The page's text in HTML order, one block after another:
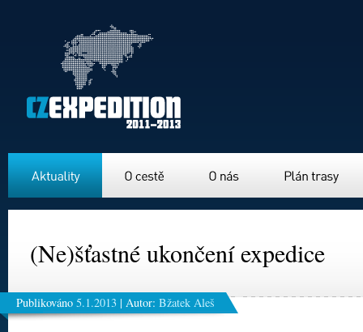
(Ne)šťastné ukončení expedice
Publikováno 5.1.2013 | Autor: Bžatek Aleš